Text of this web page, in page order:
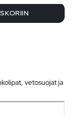
vetosuojat ja